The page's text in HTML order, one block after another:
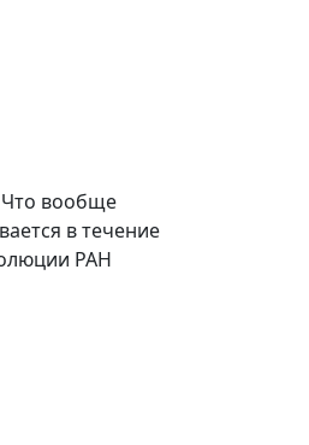
Что вообще
в течение
РАН